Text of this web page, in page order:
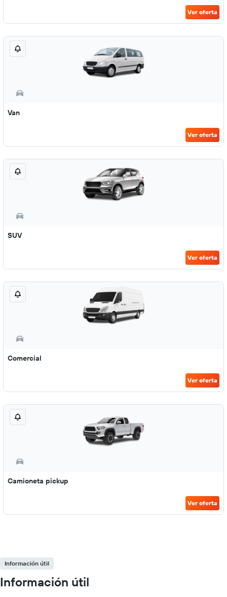
Ver oferta
Van
Ver oferta
SUV
Ver oferta
Comercial
Ver oferta
Camioneta pickup
Ver oferta
Información útil
Información útil